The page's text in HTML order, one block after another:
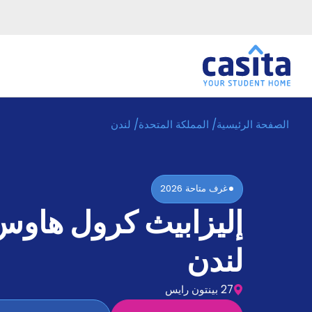
الرئيسية عربي GBP الصفحة الرئيسية/ المملكة المتحدة/ لندن
غرف متاحة 2026
إليزابيث كرول
لندن
27 بينتون رايس